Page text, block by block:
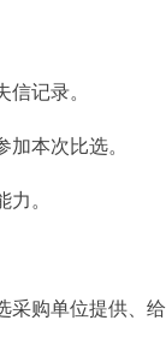
信记录。
加本次比选。
力。
采购单位提供